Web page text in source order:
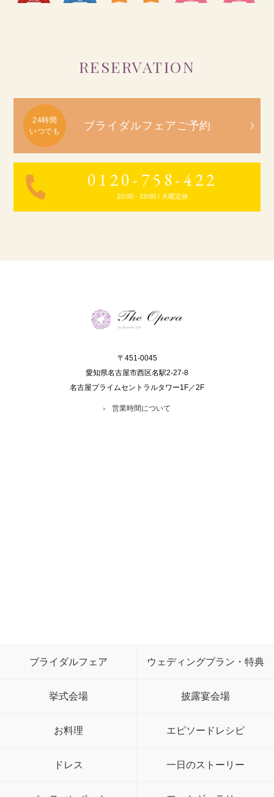
RESERVATION
ブライダルフェアご予約
0120-758-422
10:00 - 19:00 / 火曜定休
〒451-0045
愛知県名古屋市西区名駅2-27-8
名古屋プライムセントラルタワー1F／2F
営業時間について
ブライダルフェア ウェディングプラン・特典
挙式会場 披露宴会場
お料理 エピソードレシピ
ドレス 一日のストーリー